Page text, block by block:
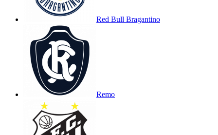
Red Bull Bragantino
Remo